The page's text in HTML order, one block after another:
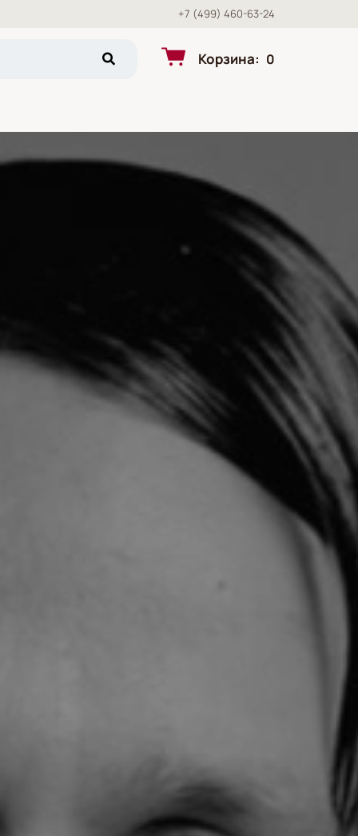
+7 (499) 460-63-24
Корзина: 0